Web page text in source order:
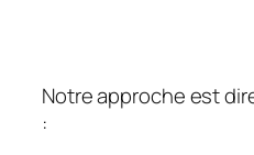
Notre approche est
: